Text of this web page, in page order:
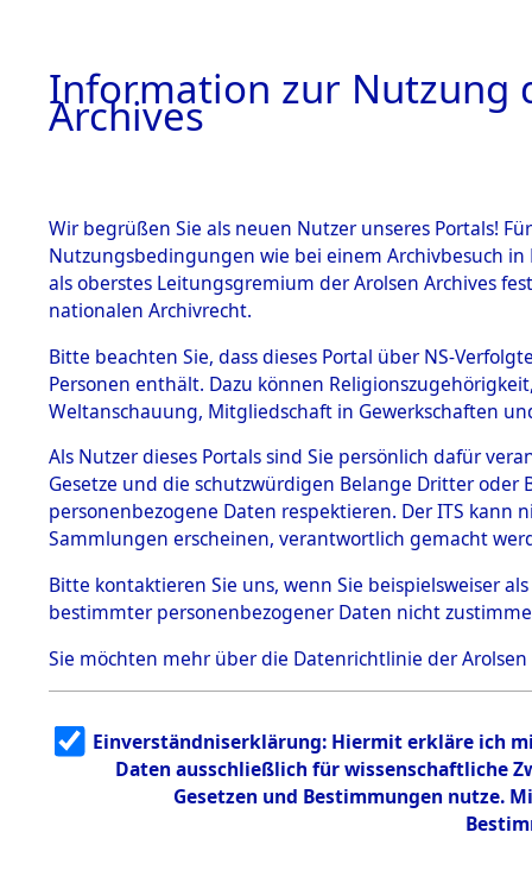
BESTÄNDE
1.
Inhaftierungsdoku
mente
1.2.9 Beim ITS
Effekten
1.2.9.1
Effekten aus
dem KZ
Dachau
1.2.9.2
Effekten aus
dem KZ
Bayerisches
1.2.9.3
Effekten aus
dem KZ
Neuengamm
0009
Einen Kommentar
Information zur Nutzung
Archives
Wir begrüßen Sie als neuen Nutzer unseres Portals!
Nutzungsbedingungen wie bei einem Archivbesuch
als oberstes Leitungsgremium der Arolsen Archives
nationalen Archivrecht.
Bitte beachten Sie, dass dieses Portal über NS-
Personen enthält. Dazu können
Weltanschauung, Mitgliedschaft in Gewerkschaften
Als Nutzer dieses Portals sind Sie persönlich dafür
Gesetze und die schutzwürdigen Belange Dritter
personenbezogene Daten respektieren. Der ITS
Sammlungen erscheinen, verantwortlich gemacht
Bitte kontaktieren Sie uns, wenn Sie beispielsweiser
bestimmter personenbezogener Daten nicht
Sie möchten mehr über die Datenrichtlinie der Arolsen
Einverständniserklärung: Hiermit erkläre ich
Daten ausschließlich für wissenschaftliche
Gesetzen und Bestimmungen nutze.